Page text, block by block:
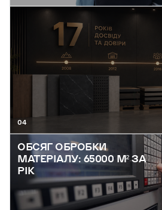
04
ОБСЯГ ОБРОБКИ
МАТЕРІАЛУ: 65000 М² ЗА
РІК